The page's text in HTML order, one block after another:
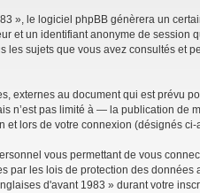
», le logiciel phpBB génèrera un
et un identifiant anonyme de
sujets que vous avez consultés et
externes au document qui est prévu
pas limité à — la publication de
lors de votre connexion (désignés
vous permettant de vous
les lois de protection des
d'avant 1983 » durant votre